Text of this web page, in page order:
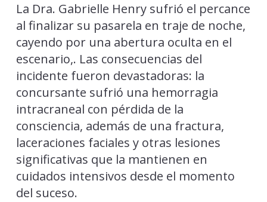
La Dra. Gabrielle Henry sufrió el percance
al finalizar su pasarela en traje de noche,
cayendo por una abertura oculta en el
escenario,. Las consecuencias del
incidente fueron devastadoras: la
concursante sufrió una hemorragia
intracraneal con pérdida de la
consciencia, además de una fractura,
laceraciones faciales y otras lesiones
significativas que la mantienen en
cuidados intensivos desde el momento
del suceso.